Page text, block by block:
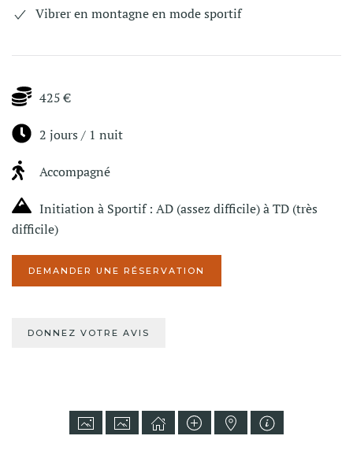
Vibrer en montagne en mode sportif
425 €
2 jours / 1 nuit
Accompagné
Initiation à Sportif : AD (assez difficile) à TD (très
difficile)
DEMANDER UNE RÉSERVATION
DONNEZ VOTRE AVIS